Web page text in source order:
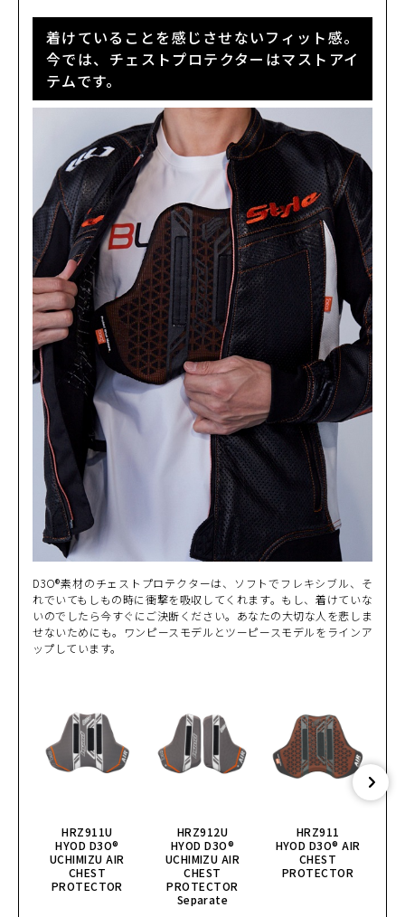
着けていることを感じさせないフィット感。
今では、チェストプロテクターはマストアイ
テムです。
D3O®素材のチェストプロテクターは、ソフトでフレキシブル、そ
れでいてもしもの時に衝撃を吸収してくれます。もし、着けていな
いのでしたら今すぐにご決断ください。あなたの大切な人を悲しま
せないためにも。ワンピースモデルとツーピースモデルをラインア
ップしています。
HRZ911U
HYOD D3O®
UCHIMIZU AIR
CHEST
PROTECTOR
HRZ912U
HYOD D3O®
UCHIMIZU AIR
CHEST
PROTECTOR
Separate
HRZ911
HYOD D3O® AIR
CHEST
PROTECTOR
カラー・サイズ選択